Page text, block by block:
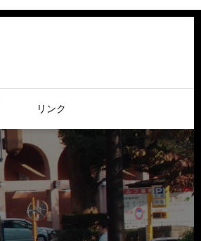
リンク